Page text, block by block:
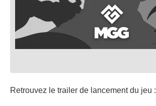
Retrouvez le trailer de lancement du jeu :